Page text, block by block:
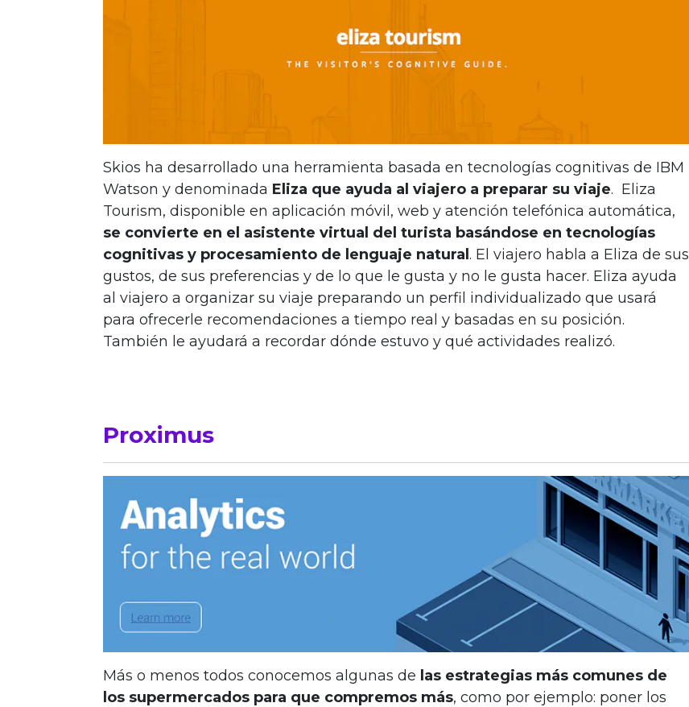
Skios ha desarrollado una herramienta basada en tecnologías cognitivas de IBM
Watson y denominada Eliza que ayuda al viajero a preparar su viaje. Eliza
Tourism, disponible en aplicación móvil, web y atención telefónica automática,
se convierte en el asistente virtual del turista basándose en tecnologías
cognitivas y procesamiento de lenguaje natural. El viajero habla a Eliza de sus
gustos, de sus preferencias y de lo que le gusta y no le gusta hacer. Eliza ayuda
al viajero a organizar su viaje preparando un perfil individualizado que usará
para ofrecerle recomendaciones a tiempo real y basadas en su posición.
También le ayudará a recordar dónde estuvo y qué actividades realizó.
Proximus
Más o menos todos conocemos algunas de las estrategias más comunes de
los supermercados para que compremos más, como por ejemplo: poner los